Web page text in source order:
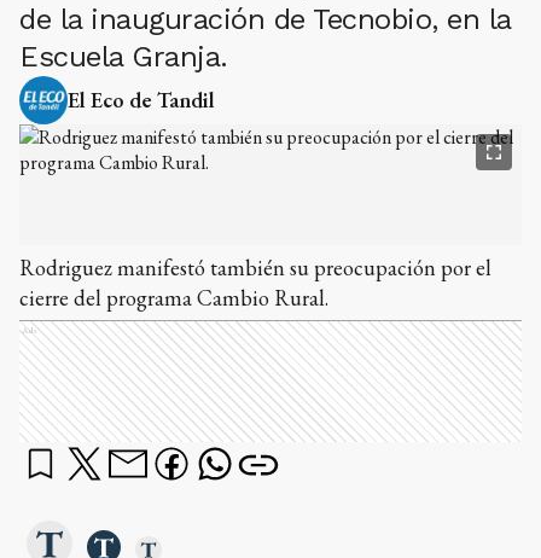
de la inauguración de Tecnobio, en la
Escuela Granja.
El Eco de Tandil
Rodriguez manifestó también su preocupación por el
cierre del programa Cambio Rural.
Ads